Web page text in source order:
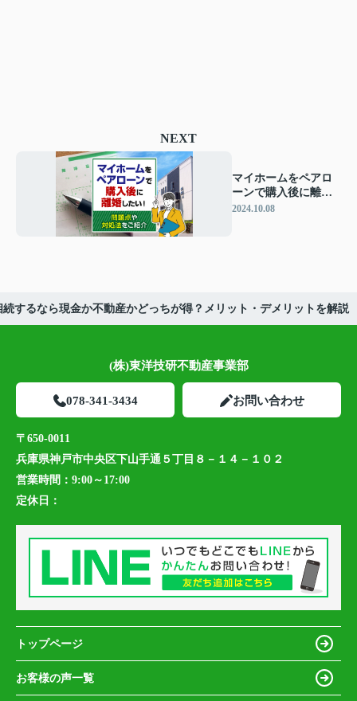
NEXT
マイホームをペアロ
ーンで購入後に離婚
したい！問題点や対
2024.10.08
続するなら現金か不動産かどっちが得？メリット・デメリットを解説
(株)東洋技研不動産事業部
078-341-3434 お問い合わせ
〒650-0011
兵庫県神戸市中央区下山手通５丁目８－１４－１０２
営業時間： 9:00～17:00
定休日：
トップページ
お客様の声一覧